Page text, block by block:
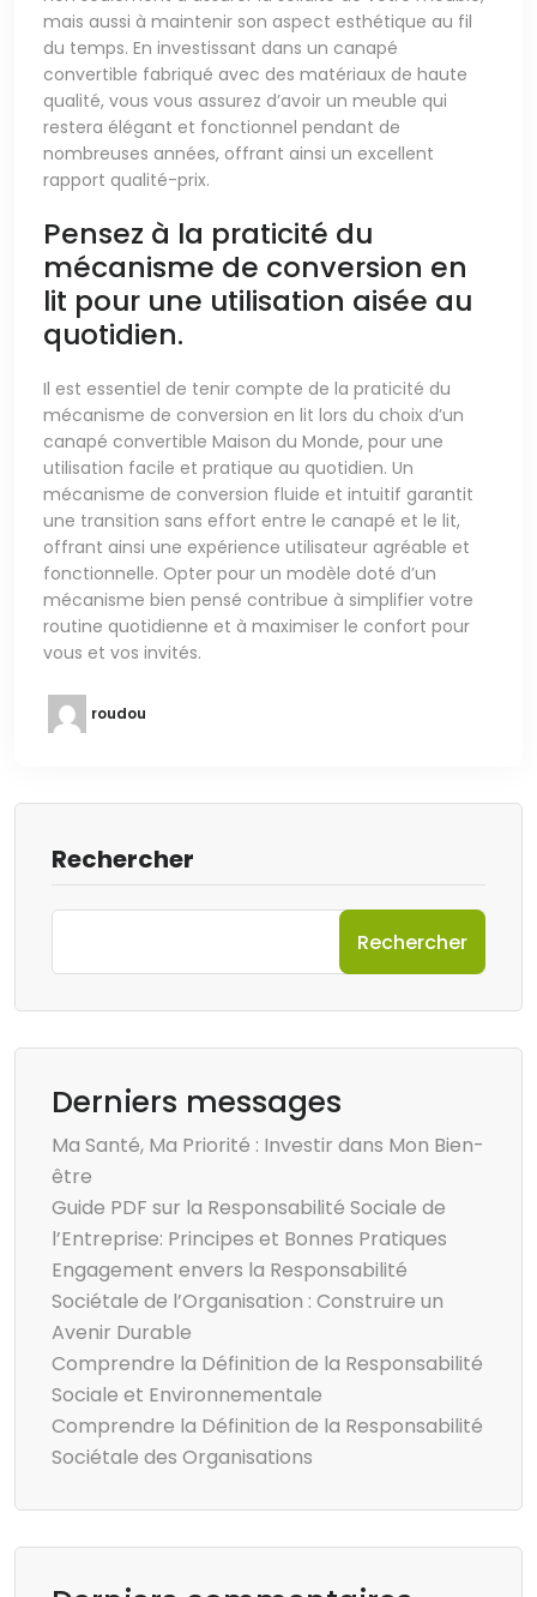
mais aussi à maintenir son aspect esthétique au fil
du temps. En investissant dans un canapé
convertible fabriqué avec des matériaux de haute
qualité, vous vous assurez d’avoir un meuble qui
restera élégant et fonctionnel pendant de
nombreuses années, offrant ainsi un excellent
rapport qualité-prix.
Pensez à la praticité du
mécanisme de conversion en
lit pour une utilisation aisée au
quotidien.
Il est essentiel de tenir compte de la praticité du
mécanisme de conversion en lit lors du choix d’un
canapé convertible Maison du Monde, pour une
utilisation facile et pratique au quotidien. Un
mécanisme de conversion fluide et intuitif garantit
une transition sans effort entre le canapé et le lit,
offrant ainsi une expérience utilisateur agréable et
fonctionnelle. Opter pour un modèle doté d’un
mécanisme bien pensé contribue à simplifier votre
routine quotidienne et à maximiser le confort pour
vous et vos invités.
roudou
Rechercher
Rechercher
Derniers messages
Ma Santé, Ma Priorité : Investir dans Mon Bien-
être
Guide PDF sur la Responsabilité Sociale de
l’Entreprise: Principes et Bonnes Pratiques
Engagement envers la Responsabilité
Sociétale de l’Organisation : Construire un
Avenir Durable
Comprendre la Définition de la Responsabilité
Sociale et Environnementale
Comprendre la Définition de la Responsabilité
Sociétale des Organisations